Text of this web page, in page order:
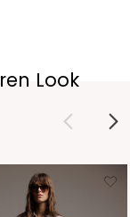
Look